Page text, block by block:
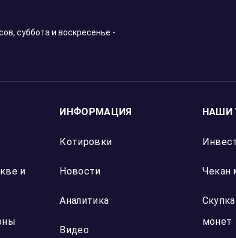
суббота и воскресенье -
и
ИНФОРМАЦИЯ
Котировки
Новости
Аналитика
Видео
НАШИ
Чекан
монет